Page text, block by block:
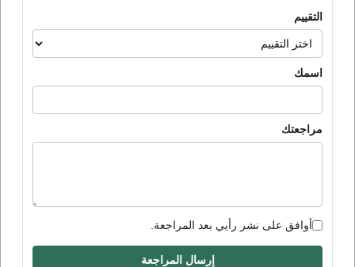
التقييم
اسمك
مراجعتك
أوافق على نشر رأيي بعد المراجعة.
إرسال المراجعة